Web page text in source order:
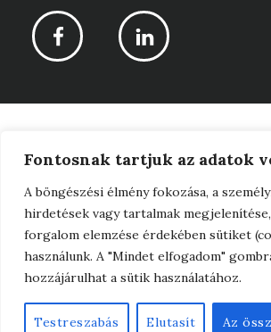
Fontosnak tartjuk az adatok
A böngészési élmény fokozása, a
hirdetések vagy tartalmak
forgalom elemzése érdekében sütiket
használunk. A "Mindet elfogadom"
hozzájárulhat a sütik használatához.
Testreszabás Elutasít Az
CPR-Vagyonértékelő Kft
Adatkezelési
·
Jogi nyilatkozat
·
Webfejlesztés